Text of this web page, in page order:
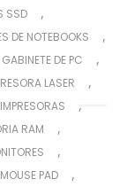
SSD ,
DE NOTEBOOKS ,
GABINETE DE PC ,
LASER ,
IMPRESORAS ,
RAM ,
,
MOUSE PAD ,